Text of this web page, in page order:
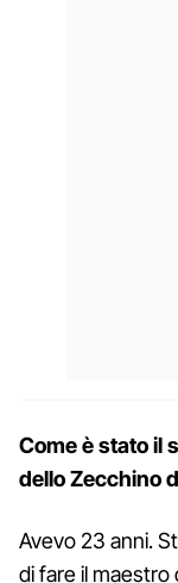
Come è stato il
dello Zecchino
Avevo 23 anni.
di fare il maestro